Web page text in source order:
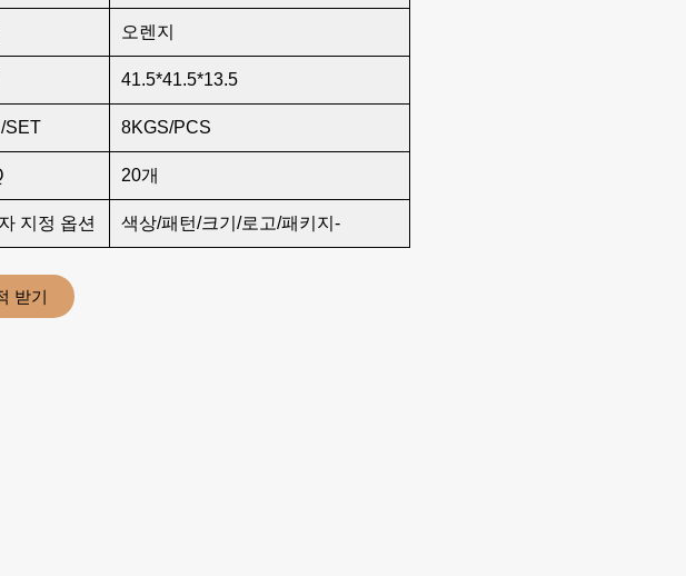
오렌지
41.5*41.5*13.5
SET 8KGS/PCS
20개
지정 옵션 색상/패턴/크기/로고/패키지-
받기